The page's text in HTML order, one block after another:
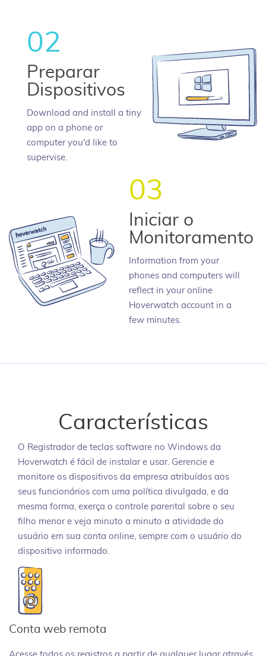
02
Preparar
Dispositivos
Download and install a tiny
app on a phone or
computer you'd like to
supervise.
03
Iniciar o
Monitoramento
Information from your
phones and computers will
reflect in your online
Hoverwatch account in a
few minutes.
Características
O Registrador de teclas software no Windows da
Hoverwatch é fácil de instalar e usar. Gerencie e
monitore os dispositivos da empresa atribuídos aos
seus funcionários com uma política divulgada, e da
mesma forma, exerça o controle parental sobre o seu
filho menor e veja minuto a minuto a atividade do
usuário em sua conta online, sempre com o usuário do
dispositivo informado.
Conta web remota